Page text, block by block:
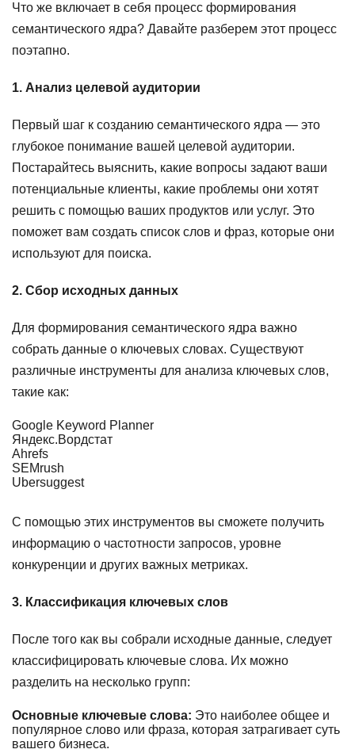
Что же включает в себя процесс формирования
семантического ядра? Давайте разберем этот процесс
поэтапно.
1. Анализ целевой аудитории
Первый шаг к созданию семантического ядра — это
глубокое понимание вашей целевой аудитории.
Постарайтесь выяснить, какие вопросы задают ваши
потенциальные клиенты, какие проблемы они хотят
решить с помощью ваших продуктов или услуг. Это
поможет вам создать список слов и фраз, которые они
используют для поиска.
2. Сбор исходных данных
Для формирования семантического ядра важно
собрать данные о ключевых словах. Существуют
различные инструменты для анализа ключевых слов,
такие как:
Google Keyword Planner
Яндекс.Вордстат
Ahrefs
SEMrush
Ubersuggest
С помощью этих инструментов вы сможете получить
информацию о частотности запросов, уровне
конкуренции и других важных метриках.
3. Классификация ключевых слов
После того как вы собрали исходные данные, следует
классифицировать ключевые слова. Их можно
разделить на несколько групп:
Основные ключевые слова: Это наиболее общее и
популярное слово или фраза, которая затрагивает суть
вашего бизнеса.